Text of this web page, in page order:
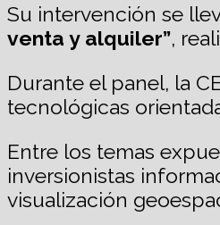
Su intervención se
venta y alquiler”,
Durante el panel, la
tecnológicas
Entre los temas
inversionistas
visualización